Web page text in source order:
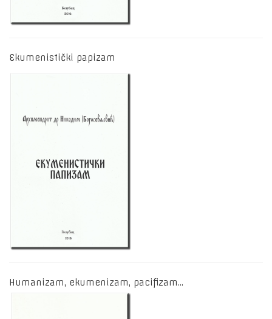
Ekumenistički papizam
Humanizam, ekumenizam, pacifizam…